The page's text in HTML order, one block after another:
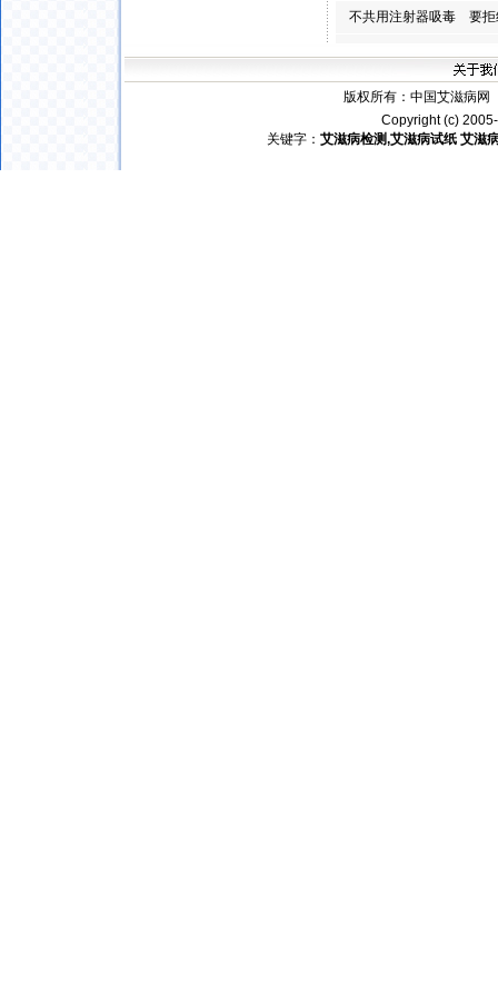
不共用注射器吸毒 要拒
版权所有： 中国艾滋病网
Copyright (c)
关键字： 艾滋病检测,艾滋病试纸 艾滋